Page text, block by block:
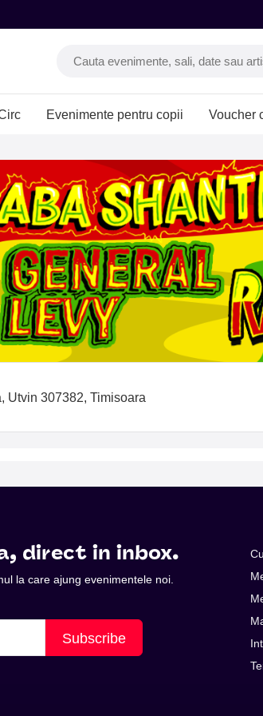
Evenimente pentru copii Voucher
Utvin 307382, Timisoara
direct in inbox.
la care ajung evenimentele noi.
Subscribe